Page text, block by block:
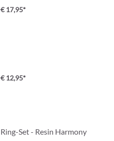
€ 17,95*
€ 12,95*
Ring-Set - Resin Harmony